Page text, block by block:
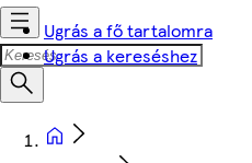
Ugrás a fő tartalomra
Ugrás a kereséshez